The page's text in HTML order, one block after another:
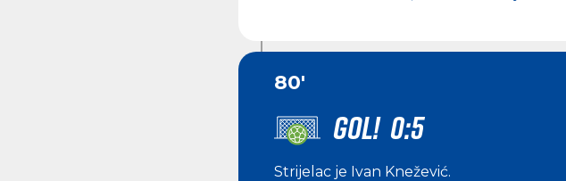
80'
GOL! 0:5
Strijelac je Ivan Knežević.